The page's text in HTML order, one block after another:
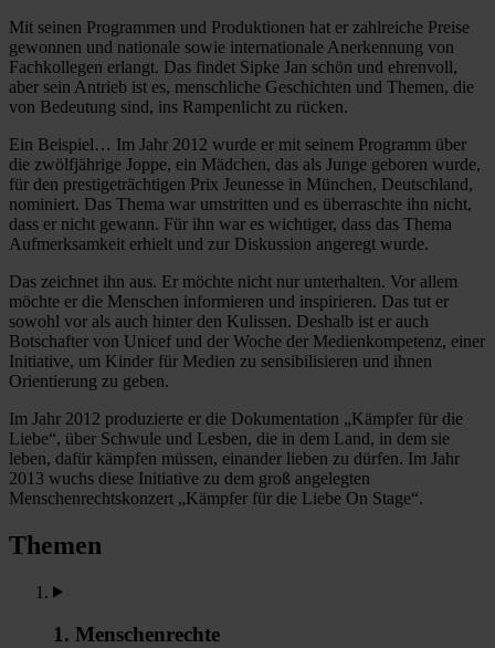
Mit seinen Programmen und Produktionen hat er zahlreiche Preise
gewonnen und nationale sowie internationale Anerkennung von
Fachkollegen erlangt. Das findet Sipke Jan schön und ehrenvoll,
aber sein Antrieb ist es, menschliche Geschichten und Themen, die
von Bedeutung sind, ins Rampenlicht zu rücken.
Ein Beispiel… Im Jahr 2012 wurde er mit seinem Programm über
die zwölfjährige Joppe, ein Mädchen, das als Junge geboren wurde,
für den prestigeträchtigen Prix Jeunesse in München, Deutschland,
nominiert. Das Thema war umstritten und es überraschte ihn nicht,
dass er nicht gewann. Für ihn war es wichtiger, dass das Thema
Aufmerksamkeit erhielt und zur Diskussion angeregt wurde.
Das zeichnet ihn aus. Er möchte nicht nur unterhalten. Vor allem
möchte er die Menschen informieren und inspirieren. Das tut er
sowohl vor als auch hinter den Kulissen. Deshalb ist er auch
Botschafter von Unicef und der Woche der Medienkompetenz, einer
Initiative, um Kinder für Medien zu sensibilisieren und ihnen
Orientierung zu geben.
Im Jahr 2012 produzierte er die Dokumentation „Kämpfer für die
Liebe“, über Schwule und Lesben, die in dem Land, in dem sie
leben, dafür kämpfen müssen, einander lieben zu dürfen. Im Jahr
2013 wuchs diese Initiative zu dem groß angelegten
Menschenrechtskonzert „Kämpfer für die Liebe On Stage“.
Themen
1. Menschenrechte